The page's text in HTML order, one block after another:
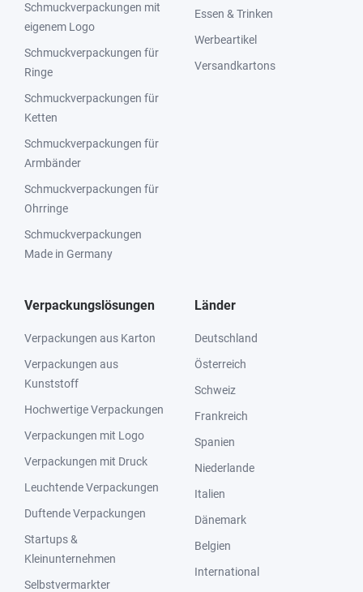
Schmuckverpackungen mit
eigenem Logo
Schmuckverpackungen für
Ringe
Schmuckverpackungen für
Ketten
Schmuckverpackungen für
Armbänder
Schmuckverpackungen für
Ohrringe
Schmuckverpackungen
Made in Germany
Essen & Trinken
Werbeartikel
Versandkartons
Verpackungslösungen
Verpackungen aus Karton
Verpackungen aus
Kunststoff
Hochwertige Verpackungen
Verpackungen mit Logo
Verpackungen mit Druck
Leuchtende Verpackungen
Duftende Verpackungen
Startups &
Kleinunternehmen
Selbstvermarkter
Länder
Deutschland
Österreich
Schweiz
Frankreich
Spanien
Niederlande
Italien
Dänemark
Belgien
International